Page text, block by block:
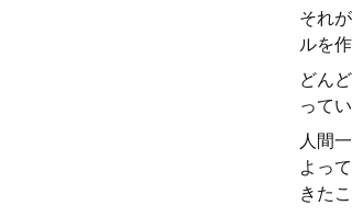
それ
ルを
どん
って
人間
よっ
きた